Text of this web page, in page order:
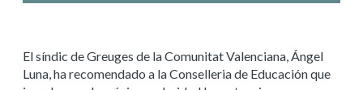
El síndic de Greuges de la Comunitat Valenciana, Ángel
Luna, ha recomendado a la Conselleria de Educación que